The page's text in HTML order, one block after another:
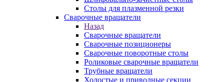
Столы для плазменной резки
Сварочные вращатели
Назад
Сварочные вращатели
Сварочные позиционеры
Сварочные поворотные столы
Роликовые сварочные вращатели
Трубные вращатели
Холостые и приводные секции